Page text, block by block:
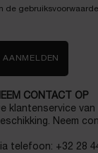
de
AANMELDEN
CONTACT OP
klantenservice
Neem
telefoon: +32 28